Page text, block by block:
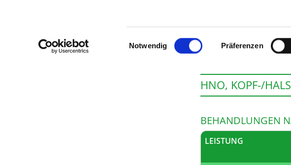
Einwilligungsauswahl
Notwendig Präferenzen
HNO, KOPF-/
BEHANDLUNGEN
LEISTUNG